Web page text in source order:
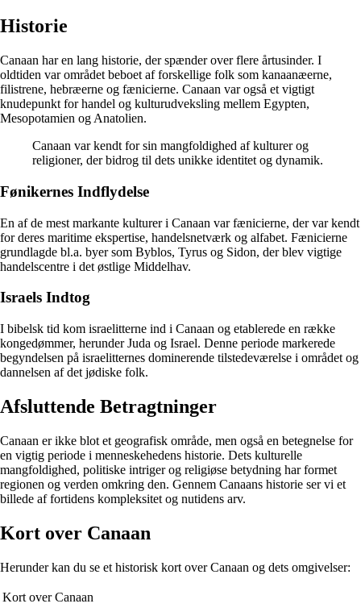
Historie
Canaan har en lang historie, der spænder over flere årtusinder. I
oldtiden var området beboet af forskellige folk som kanaanæerne,
filistrene, hebræerne og fænicierne. Canaan var også et vigtigt
knudepunkt for handel og kulturudveksling mellem Egypten,
Mesopotamien og Anatolien.
Canaan var kendt for sin mangfoldighed af kulturer og
religioner, der bidrog til dets unikke identitet og dynamik.
Fønikernes Indflydelse
En af de mest markante kulturer i Canaan var fænicierne, der var kendt
for deres maritime ekspertise, handelsnetværk og alfabet. Fænicierne
grundlagde bl.a. byer som Byblos, Tyrus og Sidon, der blev vigtige
handelscentre i det østlige Middelhav.
Israels Indtog
I bibelsk tid kom israelitterne ind i Canaan og etablerede en række
kongedømmer, herunder Juda og Israel. Denne periode markerede
begyndelsen på israelitternes dominerende tilstedeværelse i området og
dannelsen af det jødiske folk.
Afsluttende Betragtninger
Canaan er ikke blot et geografisk område, men også en betegnelse for
en vigtig periode i menneskehedens historie. Dets kulturelle
mangfoldighed, politiske intriger og religiøse betydning har formet
regionen og verden omkring den. Gennem Canaans historie ser vi et
billede af fortidens kompleksitet og nutidens arv.
Kort over Canaan
Herunder kan du se et historisk kort over Canaan og dets omgivelser:
Kort over Canaan